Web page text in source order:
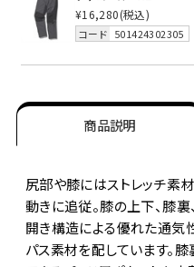
¥16,280(税込)
コード 501424302305
商品説明
尻部や膝にはストレッチ素
動きに追従。膝の上下、膝
開き構造による優れた通気
パス素材を配しています。